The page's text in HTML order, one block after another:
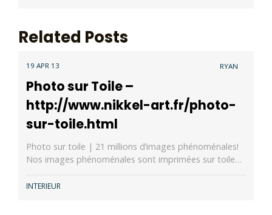
Related Posts
19 APR 13 RYAN
Photo sur Toile –
http://www.nikkel-art.fr/photo-
sur-toile.html
Photo sur toile | 21 millions d’images phénoménales!
Nos images phénoménales sont imprimées sur toile…
INTERIEUR